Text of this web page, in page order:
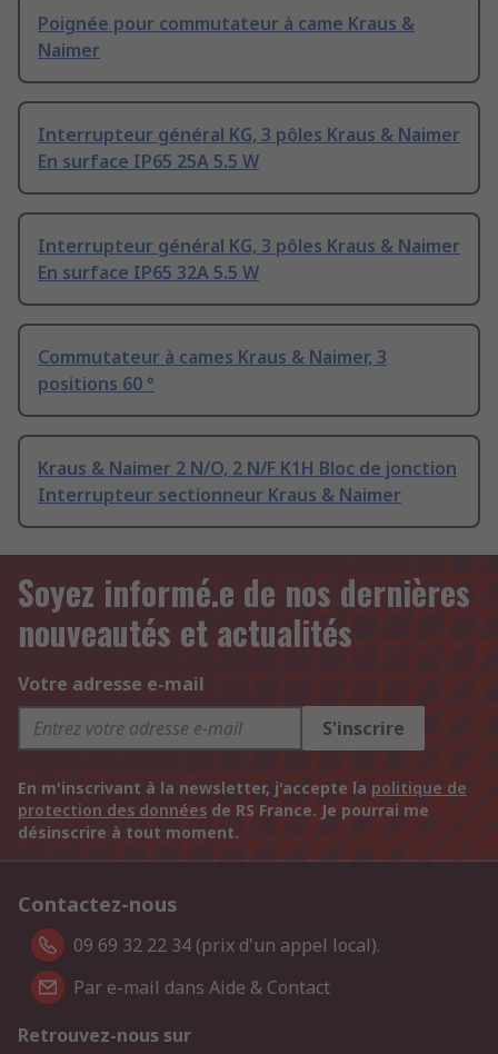
Poignée pour commutateur à came Kraus &
Naimer
Interrupteur général KG, 3 pôles Kraus & Naimer
En surface IP65 25A 5.5 W
Interrupteur général KG, 3 pôles Kraus & Naimer
En surface IP65 32A 5.5 W
Commutateur à cames Kraus & Naimer, 3
positions 60 °
Kraus & Naimer 2 N/O, 2 N/F K1H Bloc de jonction
Interrupteur sectionneur Kraus & Naimer
Soyez informé.e de nos dernières
nouveautés et actualités
Votre adresse e-mail
S'inscrire
En m'inscrivant à la newsletter, j'accepte la politique de
protection des données de RS France. Je pourrai me
désinscrire à tout moment.
Contactez-nous
09 69 32 22 34 (prix d'un appel local).
Par e-mail dans Aide & Contact
Retrouvez-nous sur